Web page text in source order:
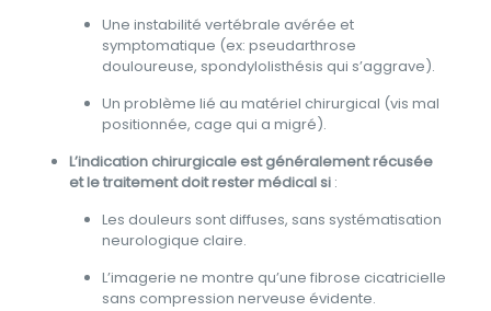
Une instabilité vertébrale avérée et
symptomatique (ex: pseudarthrose
douloureuse, spondylolisthésis qui s’aggrave).
Un problème lié au matériel chirurgical (vis mal
positionnée, cage qui a migré).
L’indication chirurgicale est généralement récusée
et le traitement doit rester médical si :
Les douleurs sont diffuses, sans systématisation
neurologique claire.
L’imagerie ne montre qu’une fibrose cicatricielle
sans compression nerveuse évidente.